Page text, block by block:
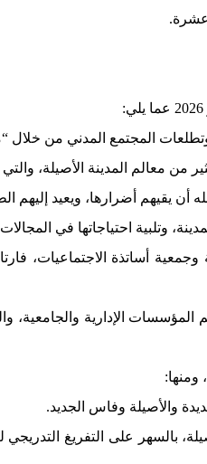
عشرة.
وتطلعات المجتمع المدني من
من معالم المدينة الأصيلة،
يقيهم أضرارها، ويعيد إليهم
وتلبية احتياجاتها في
أساتذة الاجتماعيات،
المؤسسات الإدارية
ومنها:
والأصيلة وفاس الجديد.
بالسهر على التفريغ